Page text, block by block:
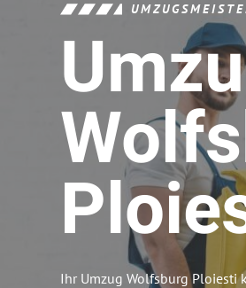
Ihr Umzug Wolfsburg Ploiesti